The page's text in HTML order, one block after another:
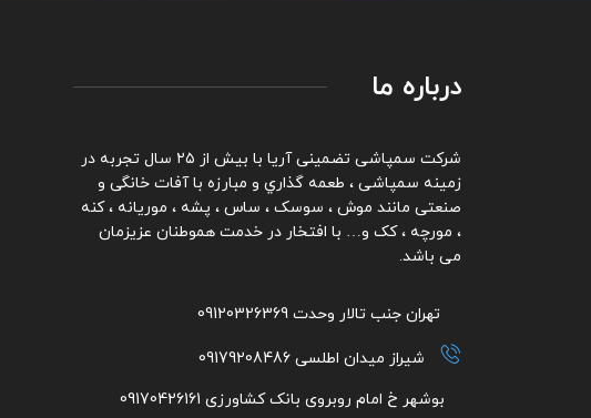
درباره ما
شرکت سمپاشی تضمینی آریا با بیش از ۲۵ سال تجربه در
زمینه سمپاشی ، طعمه گذاري و مبارزه با آفات خانگی و
صنعتی مانند موش ، سوسک ، ساس ، پشه ، موریانه ، کنه
، مورچه ، کک و… با افتخار در خدمت هموطنان عزیزمان
می باشد.
تهران جنب تالار وحدت 09120326369
شیراز میدان اطلسی 09179208486
بوشهر خ امام روبروی بانک کشاورزی 09170426161